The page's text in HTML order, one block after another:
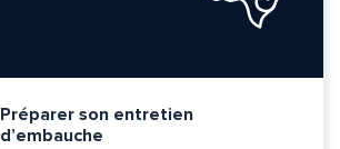
Préparer son entretien
d’embauche